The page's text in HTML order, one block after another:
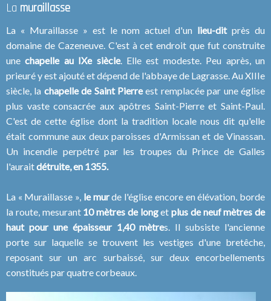
La muraillasse
La « Muraillasse » est le nom actuel d'un lieu-ditprès du
domaine de Cazeneuve. C'est à cet endroit que fut construite
unechapelle au IXe siècle. Elle est modeste. Peu après, un
prieuré y est ajouté et dépend de l'abbaye de Lagrasse. Au XIIIe
siècle, la chapelle de Saint Pierreest remplacée par une église
plus vaste consacrée aux apôtres Saint-Pierre et Saint-Paul.
C'est de cette église dont la tradition locale nous dit qu'elle
était commune aux deux paroisses d'Armissan et de Vinassan.
Un incendie perpétré par les troupes du Prince de Galles
l'auraitdétruite, en 1355.
La « Muraillasse », le murde l'église encore en élévation, borde
la route, mesurant 10 mètres de longet plus de neuf mètres de
haut pour une épaisseur 1,40 mètres. Il subsiste l'ancienne
porte sur laquelle se trouvent les vestiges d'une bretêche,
reposant sur un arc surbaissé, sur deux encorbellements
constitués par quatre corbeaux.